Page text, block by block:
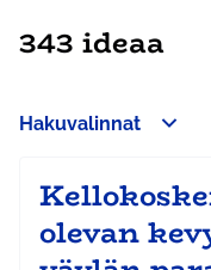
343 ideaa
Hakuvalinnat
olevan